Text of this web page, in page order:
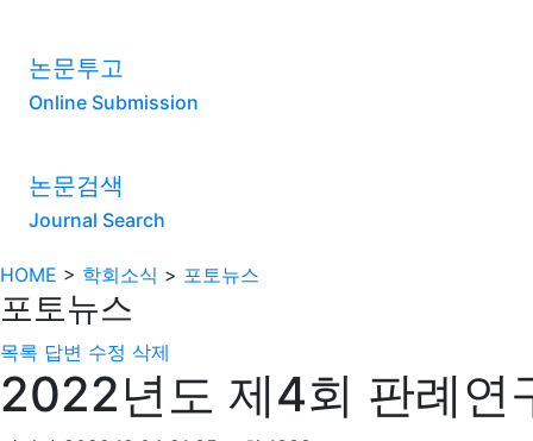
논문투고
Online Submission
논문검색
Journal Search
HOME > 학회소식 > 포토뉴스
포토뉴스
목록 답변 수정 삭제
2022년도 제4회 판례연